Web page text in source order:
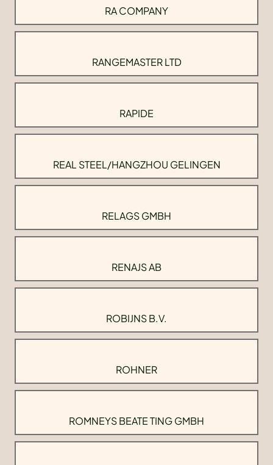
RA COMPANY
RANGEMASTER LTD
RAPIDE
REAL STEEL/HANGZHOU GELINGEN
RELAGS GMBH
RENAJS AB
ROBIJNS B.V.
ROHNER
ROMNEYS BEATE TING GMBH